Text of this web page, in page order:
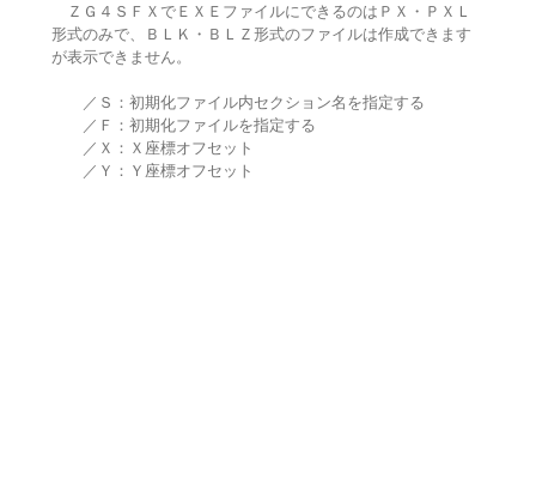
ＺＧ４ＳＦＸでＥＸＥファイルにできるのはＰＸ・ＰＸＬ
形式のみで、ＢＬＫ・ＢＬＺ形式のファイルは作成できます
が表示できません。
／Ｓ：初期化ファイル内セクション名を指定する
／Ｆ：初期化ファイルを指定する
／Ｘ：Ｘ座標オフセット
／Ｙ：Ｙ座標オフセット